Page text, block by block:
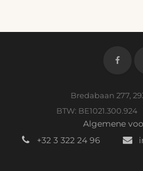
Bredabaan 277,
BTW:
Algemene
+32 3 322 24 96